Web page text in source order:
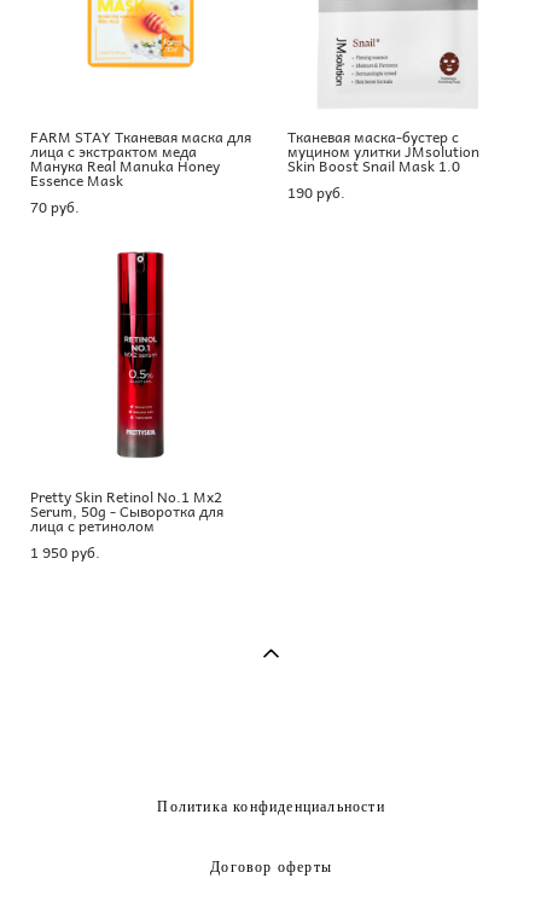
FARM STAY Тканевая маска для
лица с экстрактом меда
Манука Real Manuka Honey
Essence Mask
70 pуб.
Тканевая маска-бустер с
муцином улитки JMsolution
Skin Boost Snail Mask 1.0
190 pуб.
Pretty Skin Retinol No.1 Mx2
Serum, 50g - Сыворотка для
лица с ретинолом
1 950 pуб.
Политика конфиденциальности
Договор оферты